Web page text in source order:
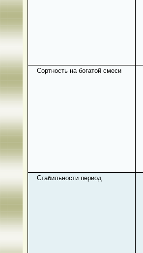
Сортность на богатой смеси
Стабильности период